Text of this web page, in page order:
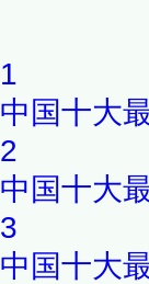
1
中国十大
2
中国十大
3
中国十大